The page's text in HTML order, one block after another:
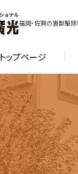
福岡・佐賀の害獣駆
トップページ